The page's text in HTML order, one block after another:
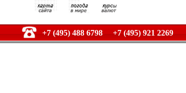
+7 (495) 488 6798 +7 (495) 921 2269